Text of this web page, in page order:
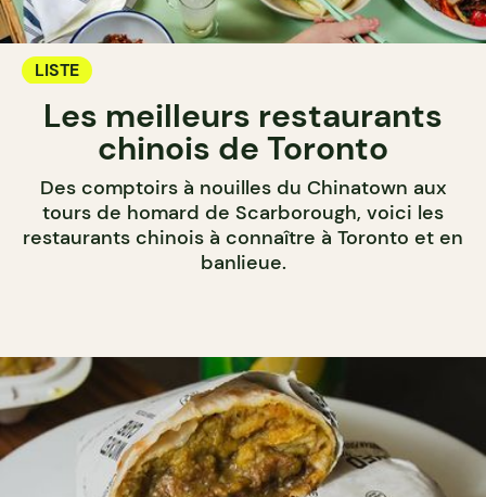
LISTE
Les meilleurs restaurants
chinois de Toronto
Des comptoirs à nouilles du Chinatown aux
tours de homard de Scarborough, voici les
restaurants chinois à connaître à Toronto et en
banlieue.